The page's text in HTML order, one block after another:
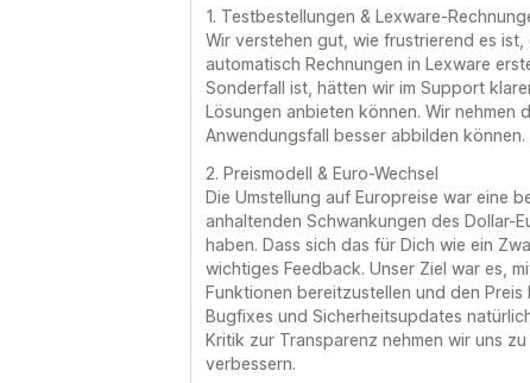
1. Testbestellungen & Lexware-
Wir verstehen gut, wie frustrierend es
automatisch Rechnungen in Lexware
Sonderfall ist, hätten wir im Support
Lösungen anbieten können. Wir nehmen
Anwendungsfall besser abbilden können.
2. Preismodell & Euro-Wechsel
Die Umstellung auf Europreise war eine
anhaltenden Schwankungen des Dollar-
haben. Dass sich das für Dich wie ein
wichtiges Feedback. Unser Ziel war es,
Funktionen bereitzustellen und den
Bugfixes und Sicherheitsupdates
Kritik zur Transparenz nehmen wir uns
verbessern.